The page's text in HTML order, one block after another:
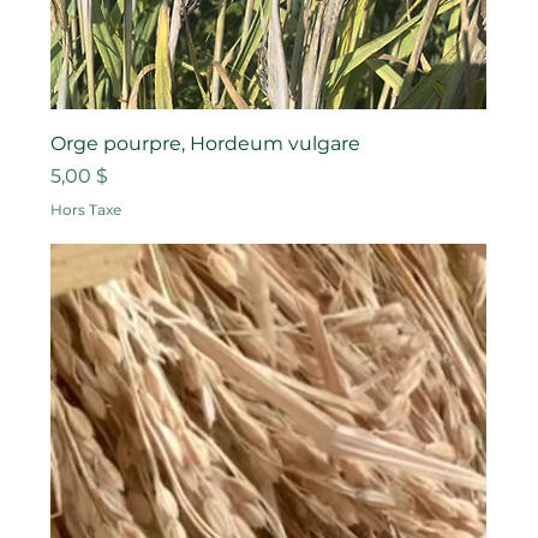
Orge pourpre, Hordeum vulgare
Prix
5,00 $
Hors Taxe